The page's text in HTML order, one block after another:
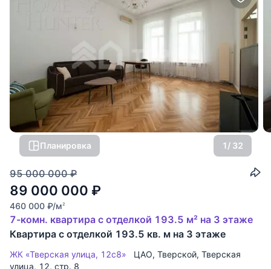
Планировка 1/ 32
95 000 000 ₽
89 000 000 ₽
460 000 ₽/м2
7-комн. квартира с отделкой 193.5 м² на 3 этаже
Квартира с отделкой 193.5 кв. м на 3 этаже
ЖК «Тверская улица, 12с8» ЦАО, Тверской, Тверская
улица, 12, стр. 8